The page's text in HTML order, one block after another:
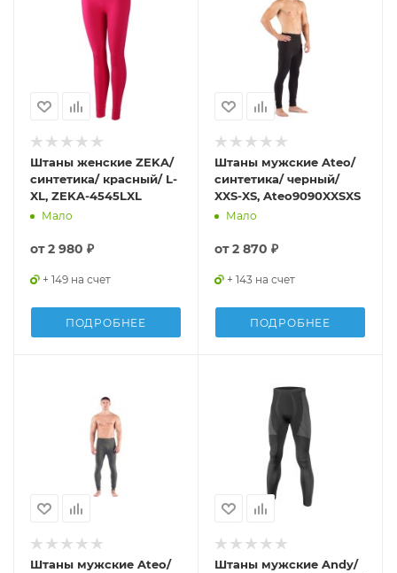
Штаны женские ZEKA/
синтетика/ красный/ L-
XL, ZEKA-4545LXL
Мало
от2 980 ₽
+ 149 на счет
ПОДРОБНЕЕ
Штаны мужские Ateo/
синтетика/ черный/
XXS-XS, Ateo9090XXSXS
Мало
от2 870 ₽
+ 143 на счет
ПОДРОБНЕЕ
Штаны мужские Ateo/
Штаны мужские Andy/